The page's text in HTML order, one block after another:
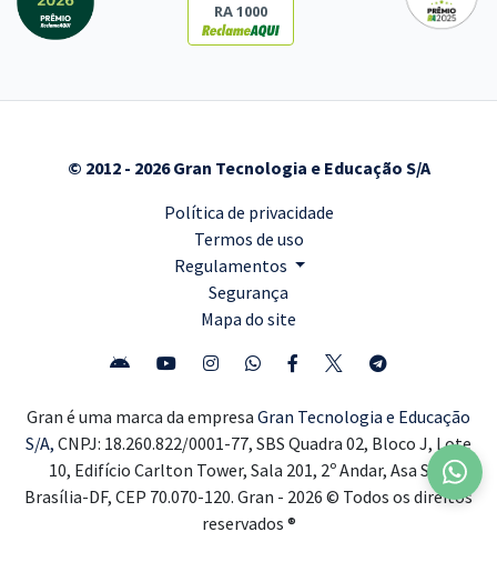
RA 1000
© 2012 - 2026 Gran Tecnologia e Educação S/A
Política de privacidade
Termos de uso
Regulamentos
Segurança
Mapa do site
Gran é uma marca da empresa Gran Tecnologia e Educação
S/A, CNPJ: 18.260.822/0001-77, SBS Quadra 02, Bloco J, Lote
10, Edifício Carlton Tower, Sala 201, 2º Andar, Asa Sul,
Brasília-DF, CEP 70.070-120. Gran - 2026 © Todos os direitos
reservados ®